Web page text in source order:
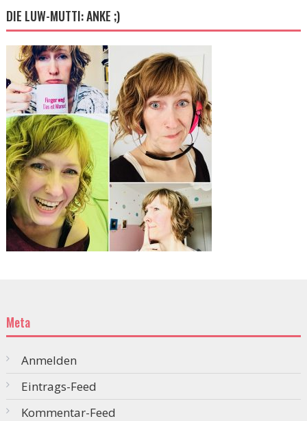
DIE LUW-MUTTI: ANKE ;)
Meta
Anmelden
Eintrags-Feed
Kommentar-Feed